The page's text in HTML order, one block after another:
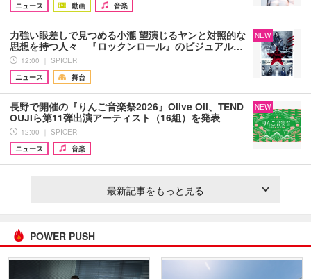
ニュース
動画 音楽
力強い眼差しで見つめる小瀧 望演じるヤンと対照的な
思想を持つ人々 『ロックンロール』のビジュアル…
12:00 ｜ SPICER
ニュース
舞台
NEW
長野で開催の『りんご音楽祭2026』Olive Oil、TEND
OUJIら第11弾出演アーティスト（16組）を発表
12:00 ｜ SPICER
ニュース
音楽
NEW
最新記事をもっと見る
POWER PUSH